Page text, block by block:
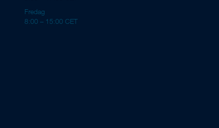
Fredag
8:00 – 15:00 CET